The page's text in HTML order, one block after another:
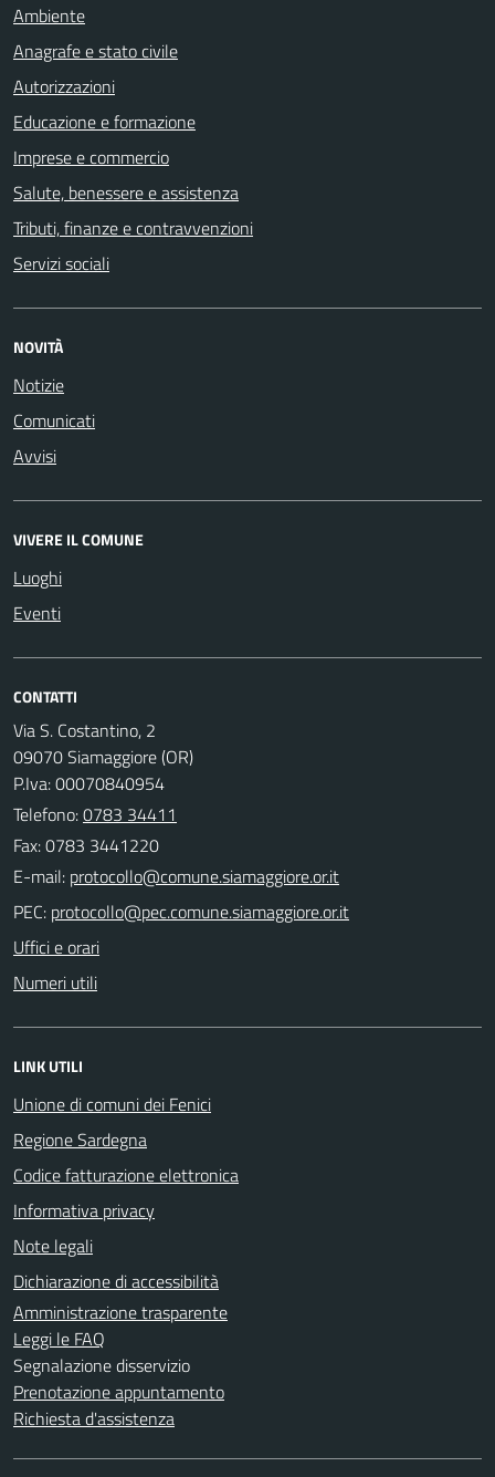
Ambiente
Anagrafe e stato civile
Autorizzazioni
Educazione e formazione
Imprese e commercio
Salute, benessere e assistenza
Tributi, finanze e contravvenzioni
Servizi sociali
NOVITÀ
Notizie
Comunicati
Avvisi
VIVERE IL COMUNE
Luoghi
Eventi
CONTATTI
Via S. Costantino, 2
09070 Siamaggiore (OR)
P.Iva: 00070840954
Telefono:0783 34411
Fax: 0783 3441220
E-mail:
PEC:
Uffici e orari
Numeri utili
LINK UTILI
Unione di comuni dei Fenici
Regione Sardegna
Codice fatturazione elettronica
Informativa privacy
Note legali
Dichiarazione di accessibilità
Amministrazione trasparente
Leggi le FAQ
Segnalazione disservizio
Prenotazione appuntamento
Richiesta d'assistenza